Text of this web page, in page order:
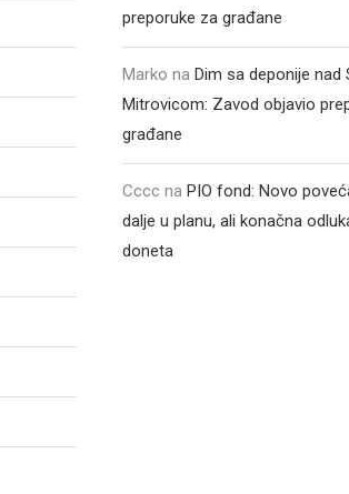
preporuke za građane
Marko na Dim sa deponije nad
Mitrovicom: Zavod objavio
građane
Cccc na PIO fond: Novo
dalje u planu, ali konačna
doneta